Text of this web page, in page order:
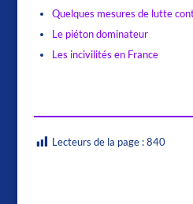
Quelques mesures de lutte
Le piéton dominateur
Les incivilités en France
Lecteurs de la page : 840